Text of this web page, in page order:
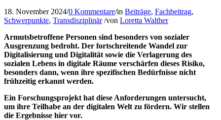
18. November 2024/0 Kommentare/in Beiträge, Fachbeitrag,
Schwerpunkte, Transdisziplinär /von Loretta Walther
Armutsbetroffene Personen sind besonders von sozialer
Ausgrenzung bedroht. Der fortschreitende Wandel zur
Digitalisierung und Digitalität sowie die Verlagerung des
sozialen Lebens in digitale Räume verschärfen dieses Risiko,
besonders dann, wenn ihre spezifischen Bedürfnisse nicht
frühzeitig erkannt werden.
Ein Forschungsprojekt hat diese Anforderungen untersucht,
um ihre Teilhabe an der digitalen Welt zu fördern. Wir stellen
die Ergebnisse hier vor.